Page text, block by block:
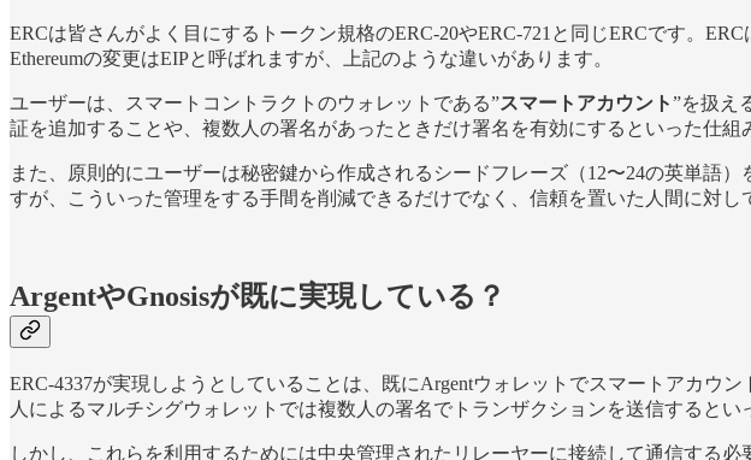
ERCは皆さんがよく目にするトークン規格のERC-20やERC-721と同じERCです。
Ethereumの変更はEIPと呼ばれますが、上記のような違いがあります。
ユーザーは、スマートコントラクトのウォレットである”スマートアカウント”を扱え
証を追加することや、複数人の署名があったときだけ署名を有効にするといった仕組
また、原則的にユーザーは秘密鍵から作成されるシードフレーズ（12〜24の英単語
すが、こういった管理をする手間を削減できるだけでなく、信頼を置いた人間に対
ArgentやGnosisが既に実現している？
ERC-4337が実現しようとしていることは、既にArgentウォレットでスマートアカウ
人によるマルチシグウォレットでは複数人の署名でトランザクションを送信するとい
しかし、これらを利用するためには中央管理されたリレーヤーに接続して通信する